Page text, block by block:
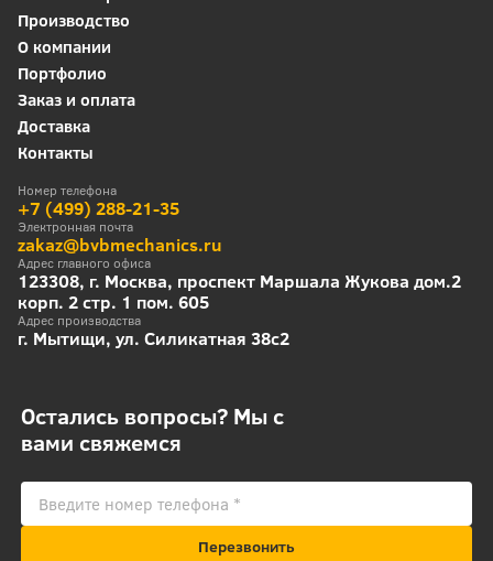
Производство
О компании
Портфолио
Заказ и оплата
Доставка
Контакты
Номер телефона
+7 (499) 288-21-35
Электронная почта
zakaz@bvbmechanics.ru
Адрес главного офиса
123308, г. Москва, проспект Маршала Жукова дом.2
корп. 2 стр. 1 пом. 605
Адрес производства
г. Мытищи, ул. Силикатная 38с2
Остались вопросы? Мы с
вами свяжемся
Перезвонить